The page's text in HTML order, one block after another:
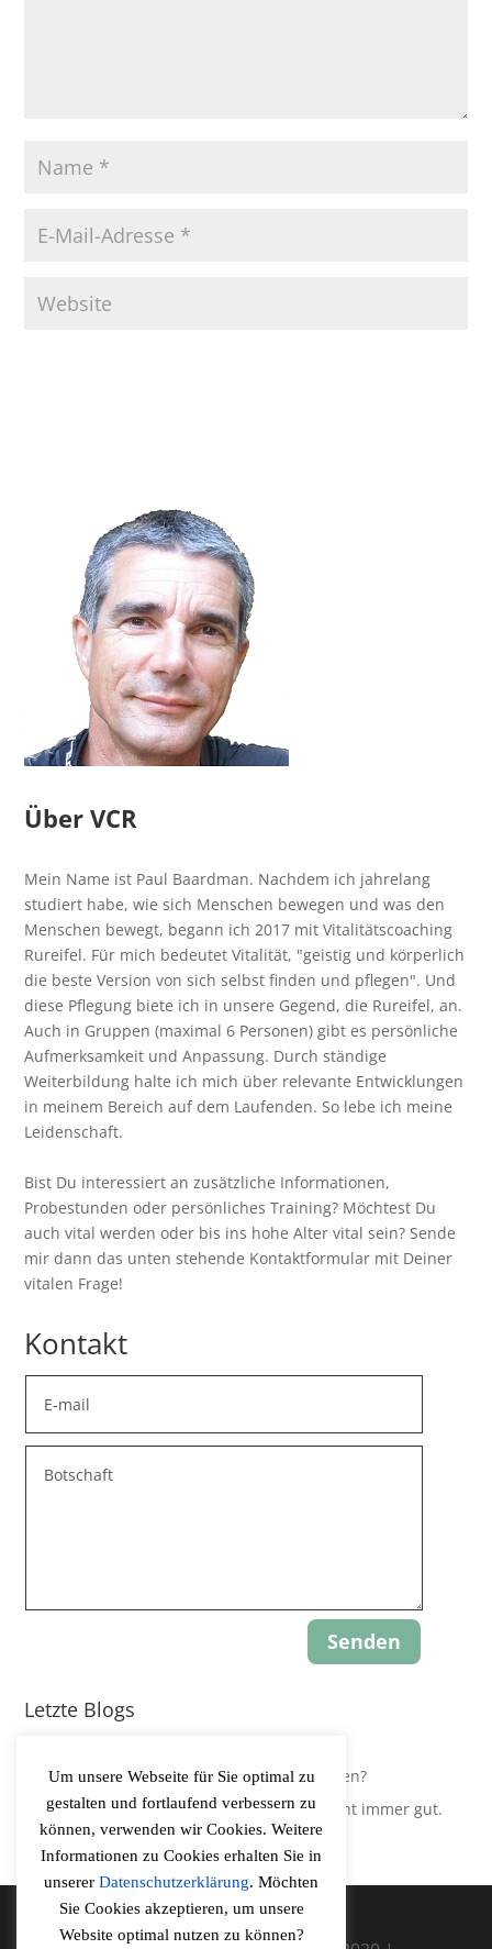
Über VCR
Mein Name ist Paul Baardman. Nachdem ich jahrelang
studiert habe, wie sich Menschen bewegen und was den
Menschen bewegt, begann ich 2017 mit Vitalitätscoaching
Rureifel. Für mich bedeutet Vitalität, "geistig und körperlich
die beste Version von sich selbst finden und pflegen". Und
diese Pflegung biete ich in unsere Gegend, die Rureifel, an.
Auch in Gruppen (maximal 6 Personen) gibt es persönliche
Aufmerksamkeit und Anpassung. Durch ständige
Weiterbildung halte ich mich über relevante Entwicklungen
in meinem Bereich auf dem Laufenden. So lebe ich meine
Leidenschaft.
Bist Du interessiert an zusätzliche Informationen,
Probestunden oder persönliches Training? Möchtest Du
auch vital werden oder bis ins hohe Alter vital sein? Sende
mir dann das unten stehende Kontaktformular mit Deiner
vitalen Frage!
Kontakt
Senden
Letzte Blogs
Leidest Du an Hypokapnie, ohne es zu wissen?
Der Körper regelt Sauerstoffversorgung nicht immer gut.
Um unsere Webseite für Sie optimal zu
gestalten und fortlaufend verbessern zu
können, verwenden wir Cookies. Weitere
Informationen zu Cookies erhalten Sie in
unserer Datenschutzerklärung. Möchten
Sie Cookies akzeptieren, um unsere
Website optimal nutzen zu können?